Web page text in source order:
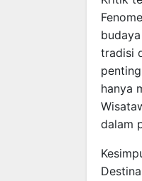
tradisi
hanya
dalam